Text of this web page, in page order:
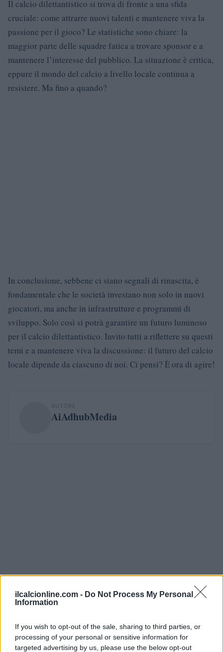
ilcalcionline.com - Do Not Process My Personal
Information
If you wish to opt-out of the sale, sharing to third parties, or
processing of your personal or sensitive information for
targeted advertising by us, please use the below opt-out
Il calcio dilettantistico si trova di fronte a una sfida
cruciale: come attrarre nuovi talenti e mantenere viva la
passione per il gioco? Le statistiche sono chiare: la
maggior parte delle squadre fatica a trovare sponsor e a
mantenere l’interesse del pubblico. La situazione è critica,
eppure il mondo del calcio a livello locale continua a
resistere. Ma fino a quando?
In conclusione, sebbene ci siano segnali di rinascita, è
fondamentale che le società investano non solo in nuovi
giocatori, ma anche in infrastrutture e programmi di
sviluppo. Solo così si potrà garantire un futuro luminoso
per il calcio dilettantistico. Invito tutti a riflettere su questi
temi e a mantenere viva la discussione: il futuro del calcio
locale dipende da ciascuno di noi. Ci pensi? È ora di agire!
AUTORE
AiAdhubMedia